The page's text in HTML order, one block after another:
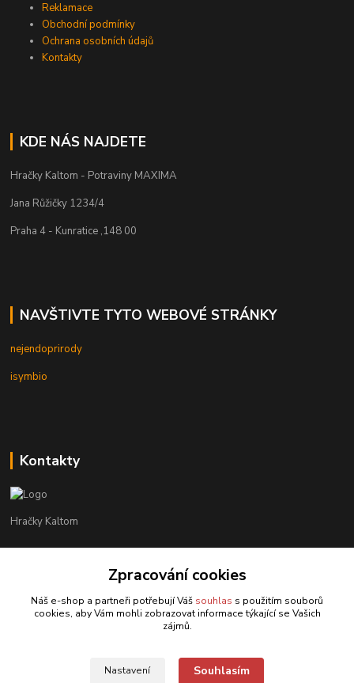
Reklamace
Obchodní podmínky
Ochrana osobních údajů
Kontakty
KDE NÁS NAJDETE
Hračky Kaltom - Potraviny MAXIMA
Jana Růžičky 1234/4
Praha 4 - Kunratice ,148 00
NAVŠTIVTE TYTO WEBOVÉ STRÁNKY
nejendoprirody
isymbio
Kontakty
Hračky Kaltom
+420 777 538 008
hrackykaltom@gmail.com
Zpracování cookies
Náš e-shop a partneři potřebují Váš souhlas s použitím souborů
cookies, aby Vám mohli zobrazovat informace týkající se Vašich
zájmů.
Nastavení Souhlasím